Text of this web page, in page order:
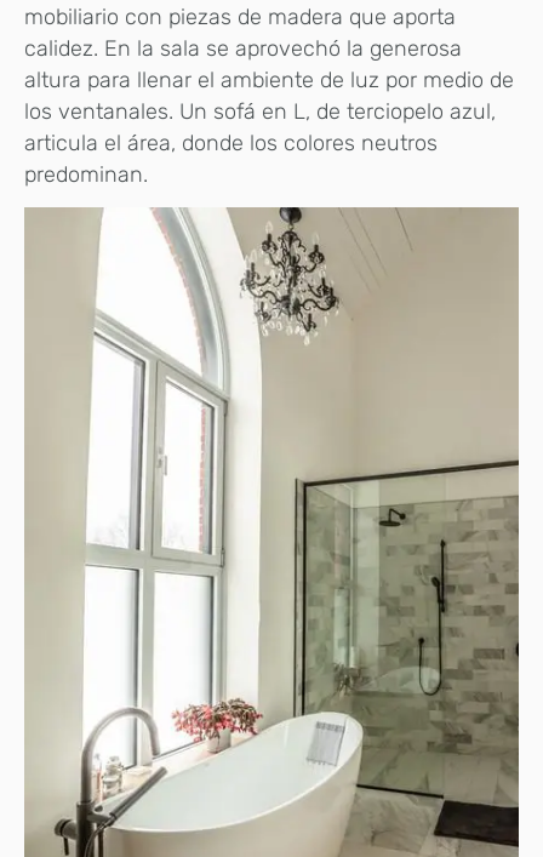
mobiliario con piezas de madera que aporta
calidez. En la sala se aprovechó la generosa
altura para llenar el ambiente de luz por medio de
los ventanales. Un sofá en L, de terciopelo azul,
articula el área, donde los colores neutros
predominan.